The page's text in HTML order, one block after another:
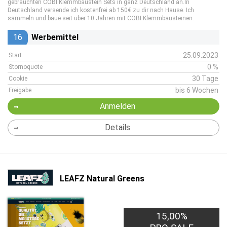
gebrauchten COBI Klemmbaustein Sets in ganz Deutschland an.In
Deutschland versende ich kostenfrei ab 150€ zu dir nach Hause. Ich
sammeln und baue seit über 10 Jahren mit COBI Klemmbausteinen.
16 Werbemittel
Start 25.09.2023
Stornoquote 0 %
Cookie 30 Tage
Freigabe bis 6 Wochen
Anmelden
Details
LEAFZ Natural Greens
15,00%